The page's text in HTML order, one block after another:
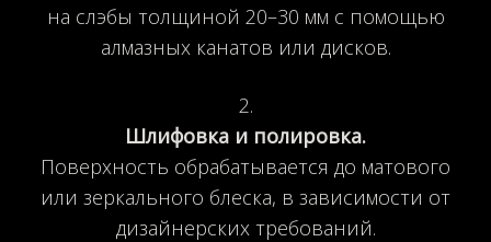
на слэбы толщиной 20–30 мм с помощью
алмазных канатов или дисков.
Шлифовка и полировка.
Поверхность обрабатывается до матового
или зеркального блеска, в зависимости от
дизайнерских требований.